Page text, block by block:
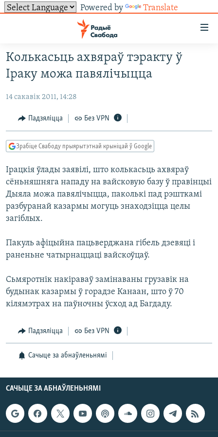
Powered by Translate
ўнівэрсальнага
доступу
Перайсьці
да
галоўнага
Перайсьці
да
галоўнай
навігацыі
Перайсьці
да
пошуку
УСЕ НАВІНЫ
ВІДЭА І ФОТА
ЛЮДЗІ
ЭКАНОМІКА
ВАЙНА
ПАЛІТВЯЗЬНІ
КУЛЬТУРА
КАЛЯНДАР
ТОЛЬКІ НА СВАБОДЗЕ
ТЭСТЫ
БЛОГІ
ПАДКАСТЫ
КНІГІ
PREMIUM
МОВА
НА ХВАЛЯХ СВАБОДЫ
СУВЯЗЬ
АБЫСЬЦІ БЛЯКАВАНЬНЕ
ПАДПІСАЦЦА
ПАДКАСТЫ
FACEBOOK
САЧЫЦЕ ЗА АБНАЎЛЕНЬНЯМІ
Усе сайты РС/РСЭ
Колькасьць ахвяраў тэракту ў
Іраку можа павялічыцца
14 сакавік 2011, 14:28
Падзяліцца Без VPN
Зрабіце Свабоду прыярытэтнай крыніцай ў Google
Ірацкія ўлады заявілі, што колькасьць ахвяраў
сёньняшняга нападу на вайсковую базу ў правінцыі
Дыяла можа павялічыцца, паколькі пад рэшткамі
разбуранай казармы могуць знаходзіцца целы
загіблых.
Пакуль афіцыйна пацьверджана гібель дзевяці і
раненьне чатырнаццаці вайскоўцаў.
Сьмяротнік накіраваў замінаваны грузавік на
будынак казармы ў горадзе Канаан, што ў 70
кілямэтрах на паўночны ўсход ад Багдаду.
Падзяліцца Без VPN
Сачыце за абнаўленьнямі
САЧЫЦЕ ЗА АБНАЎЛЕНЬНЯМІ